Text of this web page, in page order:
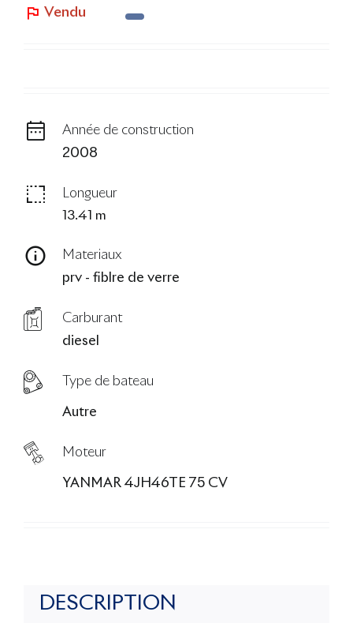
Vendu
Année de construction
2008
Longueur
13.41 m
Materiaux
prv - fiblre de verre
Carburant
diesel
Type de bateau
Autre
Moteur
YANMAR 4JH46TE 75 CV
DESCRIPTION